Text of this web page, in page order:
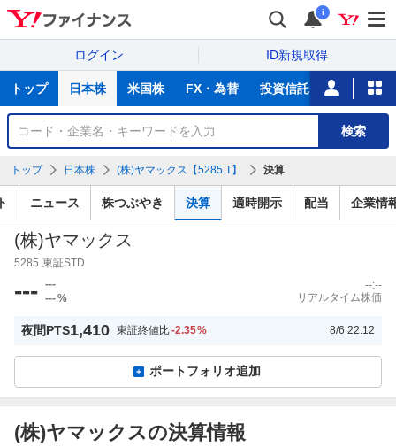
i
ログイン ID新規取得
サ
トップ 日本株 米国株 FX・為替 投資信託 ニュース
銘
検
検索
トップ 日本株 (株)ヤマックス【5285.T】 決算
ニュース 株つぶやき 決算 適時開示 配当 企業情
(株)ヤマックス
5285 東証STD
--- ---
---%
--:--
リアルタイム株価
夜間PTS1,410 東証終値比-2.35% 8/6 22:12
ポートフォリオ追加
(株)ヤマックスの決算情報